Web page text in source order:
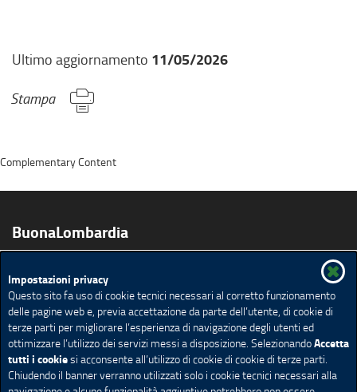
v
f
i
n
e
s
t
Ultimo aggiornamento 11/05/2026
Stampa
Impostazioni privacy
Questo sito fa uso di cookie tecnici necessari al corretto funzionamento
delle pagine web e, previa accettazione da parte dell’utente, di cookie di
terze parti per migliorare l’esperienza di navigazione degli utenti ed
ottimizzare l’utilizzo dei servizi messi a disposizione. SelezionandoAccetta
tutti i cookiesi acconsente all’utilizzo di cookie di cookie di terze parti.
Chiudendo il banner verranno utilizzati solo i cookie tecnici necessari alla
BuonaLombardia
Prodotti Vini
Biologico
Agriturismi e Fattorie Didattiche
Ricette
Pubblicazioni app e video
Agenda
Ricerca avanzata
Mappa del sito
Feed Rss
Redazione
Privacy Note Legali
Accessibilità
Complementary Content